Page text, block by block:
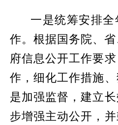
一是统筹安排
作。根据国务院、
府信息公开工作要
作，细化工作措施
是加强监督，建立
步增强主动公开，